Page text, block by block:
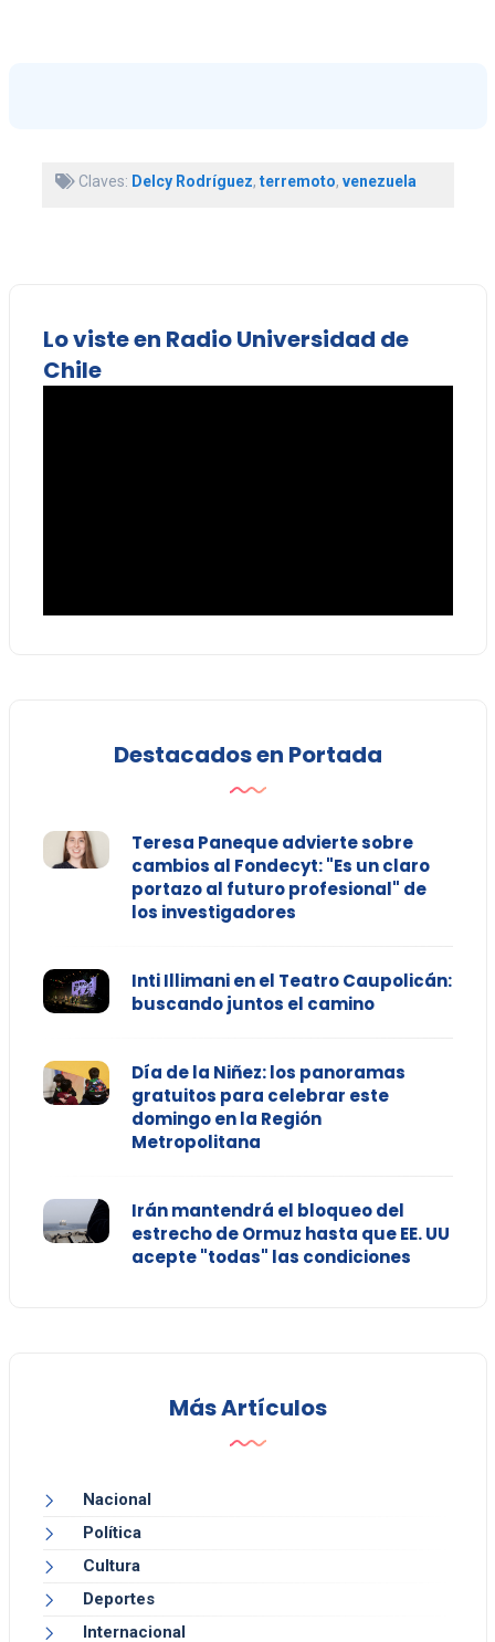
Claves: Delcy Rodríguez, terremoto, venezuela
Lo viste en Radio Universidad de
Chile
Destacados en Portada
Teresa Paneque advierte sobre
cambios al Fondecyt: "Es un claro
portazo al futuro profesional" de
los investigadores
Inti Illimani en el Teatro Caupolicán:
buscando juntos el camino
Día de la Niñez: los panoramas
gratuitos para celebrar este
domingo en la Región
Metropolitana
Irán mantendrá el bloqueo del
estrecho de Ormuz hasta que EE. UU
acepte "todas" las condiciones
Más Artículos
Nacional
Política
Cultura
Deportes
Internacional